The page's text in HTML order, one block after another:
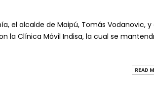
el alcalde de Maipú, Tomás Vodanovic, y
la Clínica Móvil Indisa, la cual se
READ